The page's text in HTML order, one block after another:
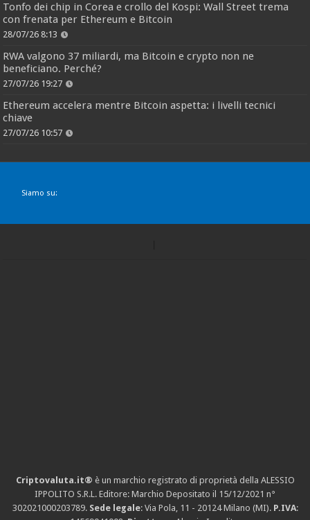
Tonfo dei chip in Corea e crollo del Kospi: Wall Street trema
con frenata per Ethereum e Bitcoin
28/07/26 8:13
RWA valgono 37 miliardi, ma Bitcoin e crypto non ne
beneficiano. Perché?
27/07/26 19:27
Ethereum accelera mentre Bitcoin aspetta: i livelli tecnici
chiave
27/07/26 10:57
Siamo su:
Criptovaluta.it® è un marchio registrato di proprietà della ALESSIO
IPPOLITO S.R.L. Editore: Marchio Depositato il 15/12/2021 n°
302021000203789. Sede legale: Via Pola, 11 - 20124 Milano (MI). P.IVA: